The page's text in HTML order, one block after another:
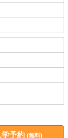
学予約(無料)